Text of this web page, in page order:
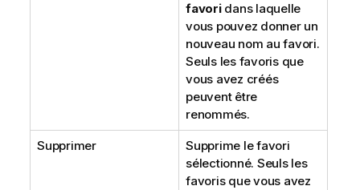
favoridans laquelle
vous pouvez donner un
nouveau nom au favori.
Seuls les favoris que
vous avez créés
peuvent être
renommés.
Supprimer
Supprime le favori
sélectionné. Seuls les
favoris que vous avez